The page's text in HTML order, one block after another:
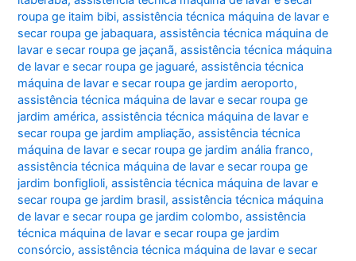
roupa ge itaim bibi,assistência técnica máquina de lavar e
secar roupa ge jabaquara,assistência técnica máquina de
lavar e secar roupa ge jaçanã,assistência técnica máquina
de lavar e secar roupa ge jaguaré,assistência técnica
máquina de lavar e secar roupa ge jardim aeroporto,
assistência técnica máquina de lavar e secar roupa ge
jardim américa,assistência técnica máquina de lavar e
secar roupa ge jardim ampliação,assistência técnica
máquina de lavar e secar roupa ge jardim anália franco,
assistência técnica máquina de lavar e secar roupa ge
jardim bonfiglioli,assistência técnica máquina de lavar e
secar roupa ge jardim brasil,assistência técnica máquina
de lavar e secar roupa ge jardim colombo,assistência
técnica máquina de lavar e secar roupa ge jardim
consórcio,assistência técnica máquina de lavar e secar